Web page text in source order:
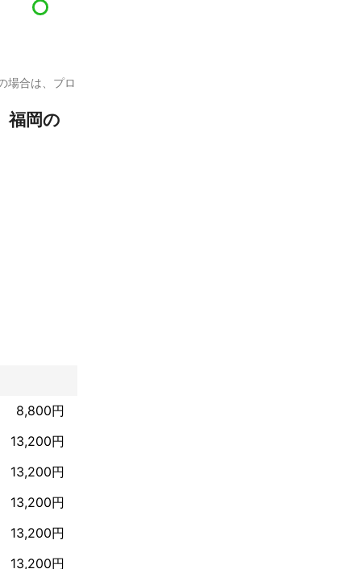
場合は、プロ
福岡の
, 行橋市（2
）, 糸島市
（278）, 八
三井水道企
（258）
8,800円
13,200円
13,200円
13,200円
13,200円
13,200円